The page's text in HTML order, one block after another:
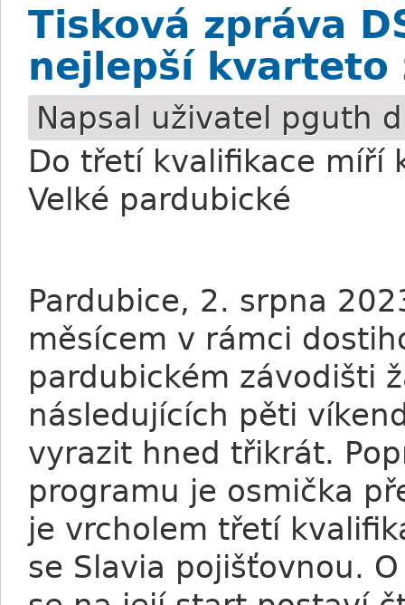
Tisková zpráva
nejlepší kvarteto
Napsal uživatel pguth
Do třetí kvalifikace míří
Velké pardubické
Pardubice, 2. srpna
měsícem v rámci
pardubickém závodišti
následujících pěti
vyrazit hned třikrát.
programu je osmička
je vrcholem třetí
se Slavia pojišťovnou.